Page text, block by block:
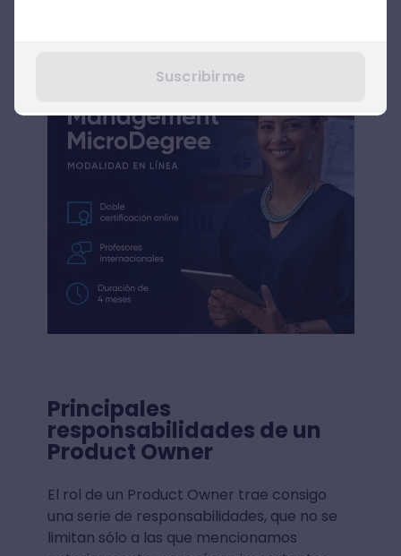
Principales
responsabilidades de un
Product Owner
El rol de un Product Owner trae consigo
una serie de responsabilidades, que no se
limitan sólo a las que mencionamos
Suscribirme